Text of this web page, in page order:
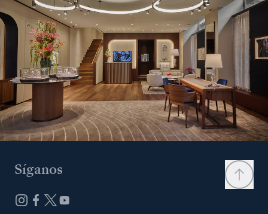
Síganos